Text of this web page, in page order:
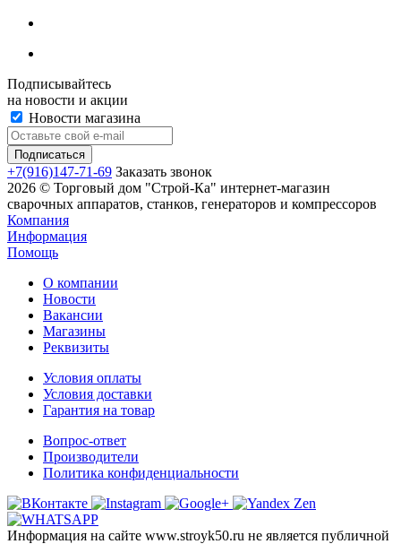
Подписывайтесь
на новости и акции
Новости магазина
+7(916)147-71-69 Заказать звонок
2026 © Торговый дом "Строй-Ка" интернет-магазин
сварочных аппаратов, станков, генераторов и компрессоров
Компания
Информация
Помощь
О компании
Новости
Вакансии
Магазины
Реквизиты
Условия оплаты
Условия доставки
Гарантия на товар
Вопрос-ответ
Производители
Политика конфиденциальности
Информация на сайте www.stroyk50.ru не является публичной